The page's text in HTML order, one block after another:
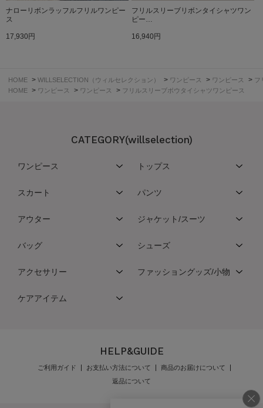
ナローリボンラッフルフリルワンピー
ス
17,930円
フリルスリーブリボンタイシャツワン
ピー…
16,940円
HOME > WILLSELECTION（ウィルセレクション） > ワンピース > ワンピース > フ
HOME > ワンピース > ワンピース > フリルスリーブボウタイシャツワンピース
CATEGORY(willselection)
ワンピース トップス
スカート パンツ
アウター ジャケット/スーツ
バッグ シューズ
アクセサリー ファッショングッズ/小物
ケアアイテム
HELP&GUIDE
ご利用ガイド お支払い方法について
商品のお届けについて
返品について